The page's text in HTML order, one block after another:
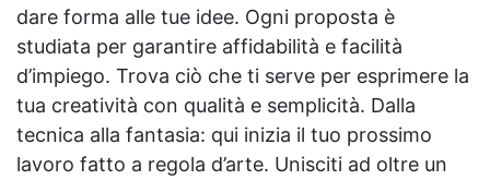
dare forma alle tue idee. Ogni proposta è
studiata per garantire affidabilità e facilità
d’impiego. Trova ciò che ti serve per esprimere la
tua creatività con qualità e semplicità. Dalla
tecnica alla fantasia: qui inizia il tuo prossimo
lavoro fatto a regola d’arte. Unisciti ad oltre un